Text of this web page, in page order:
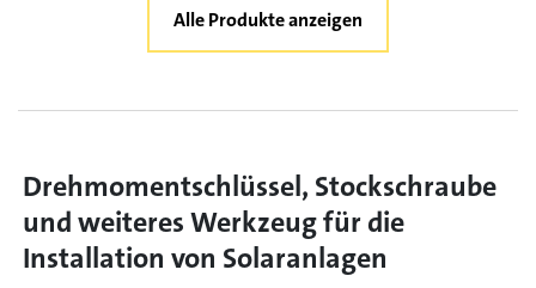
Alle Produkte anzeigen
Drehmomentschlüssel, Stockschraube
und weiteres Werkzeug für die
Installation von Solaranlagen